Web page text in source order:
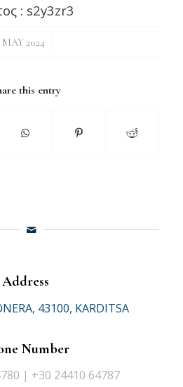
: s2y3zr3
MAY 2024
/
this entry
Address
43100, KARDITSA
Number
| +30 24410 64787